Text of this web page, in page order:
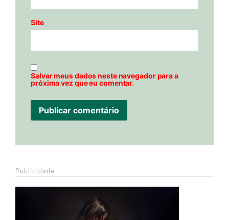
Site
Salvar meus dados neste navegador para a
próxima vez que eu comentar.
Publicidade